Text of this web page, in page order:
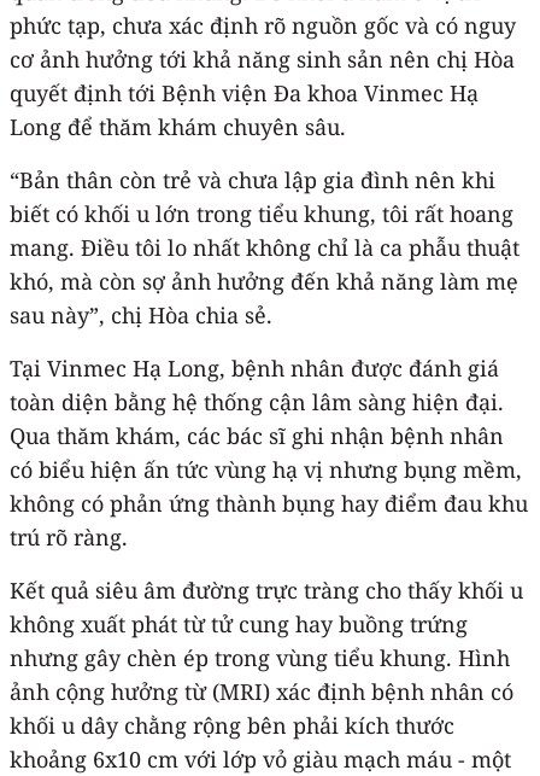
phức tạp, chưa xác định rõ nguồn gốc và có nguy
cơ ảnh hưởng tới khả năng sinh sản nên chị Hòa
quyết định tới Bệnh viện Đa khoa Vinmec Hạ
Long để thăm khám chuyên sâu.
“Bản thân còn trẻ và chưa lập gia đình nên khi
biết có khối u lớn trong tiểu khung, tôi rất hoang
mang. Điều tôi lo nhất không chỉ là ca phẫu thuật
khó, mà còn sợ ảnh hưởng đến khả năng làm mẹ
sau này”, chị Hòa chia sẻ.
Tại Vinmec Hạ Long, bệnh nhân được đánh giá
toàn diện bằng hệ thống cận lâm sàng hiện đại.
Qua thăm khám, các bác sĩ ghi nhận bệnh nhân
có biểu hiện ấn tức vùng hạ vị nhưng bụng mềm,
không có phản ứng thành bụng hay điểm đau khu
trú rõ ràng.
Kết quả siêu âm đường trực tràng cho thấy khối u
không xuất phát từ tử cung hay buồng trứng
nhưng gây chèn ép trong vùng tiểu khung. Hình
ảnh cộng hưởng từ (MRI) xác định bệnh nhân có
khối u dây chằng rộng bên phải kích thước
khoảng 6x10 cm với lớp vỏ giàu mạch máu - một